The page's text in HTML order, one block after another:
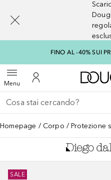
FINO AL -40% SUI
MenuApri menuAl Mio Account
Torna indietro
Esegui ricerca
Homepage Corpo Protezione
SALE